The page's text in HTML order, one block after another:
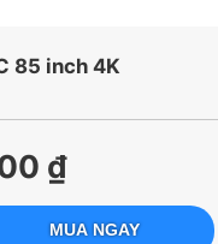
85 inch 4K
₫
MUA NGAY